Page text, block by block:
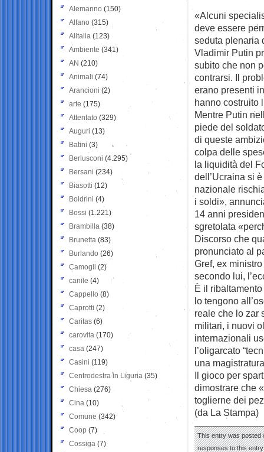
«Alcuni
deve essere
seduta plenaria
Vladimir Putin
subito che non
contrarsi. Il
erano presenti
hanno costruito
Mentre Putin
piede del
di queste
colpa delle
la liquidità del
dell’Ucraina si
nazionale
i soldi»,
14 anni
sgretolata
Discorso che
pronunciato al
Gref, ex
secondo lui,
È il ribaltamento
lo tengono
reale che lo zar
militari, i nuovi
internazionali
l’oligarcato
una
Il gioco per
dimostrare che
toglierne dei
(da La Stampa)
This entry was posted
responses to this
Alemanno (150)
Alfano (315)
Alitalia (123)
Ambiente (341)
AN (210)
Animali (74)
Arancioni (2)
arte (175)
Attentato (329)
Auguri (13)
Batini (3)
Berlusconi (4.295)
Bersani (234)
Biasotti (12)
Boldrini (4)
Bossi (1.221)
Brambilla (38)
Brunetta (83)
Burlando (26)
Camogli (2)
canile (4)
Cappello (8)
Caprotti (2)
Caritas (6)
carovita (170)
casa (247)
Casini (119)
Centrodestra in Liguria (35)
Chiesa (276)
Cina (10)
Comune (342)
Coop (7)
Cossiga (7)